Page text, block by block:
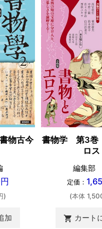
物古今
)
加
書物学 第3巻
ロス
編集部
定価：
(本体
shopping_cart カート